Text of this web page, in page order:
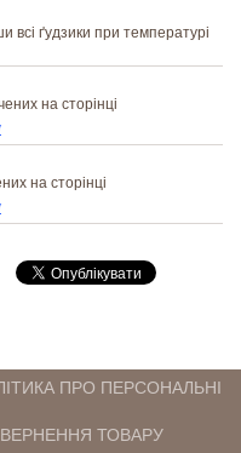
всі ґудзики при температурі
на сторінці
на сторінці
ПРО ПЕРСОНАЛЬНІ
ТОВАРУ